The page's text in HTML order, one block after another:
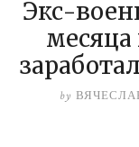
Экс-
месяца
by